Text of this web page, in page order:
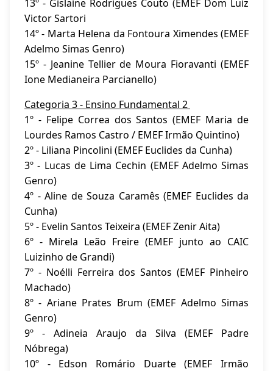
13º - Gislaine Rodrigues Couto (EMEF Dom Luiz
Victor Sartori
14º - Marta Helena da Fontoura Ximendes (EMEF
Adelmo Simas Genro)
15º - Jeanine Tellier de Moura Fioravanti (EMEF
Ione Medianeira Parcianello)
Categoria 3 - Ensino Fundamental 2
1º - Felipe Correa dos Santos (EMEF Maria de
Lourdes Ramos Castro / EMEF Irmão Quintino)
2º - Liliana Pincolini (EMEF Euclides da Cunha)
3º - Lucas de Lima Cechin (EMEF Adelmo Simas
Genro)
4º - Aline de Souza Caramês (EMEF Euclides da
Cunha)
5º - Evelin Santos Teixeira (EMEF Zenir Aita)
6º - Mirela Leão Freire (EMEF junto ao CAIC
Luizinho de Grandi)
7º - Noélli Ferreira dos Santos (EMEF Pinheiro
Machado)
8º - Ariane Prates Brum (EMEF Adelmo Simas
Genro)
9º - Adineia Araujo da Silva (EMEF Padre
Nóbrega)
10º - Edson Romário Duarte (EMEF Irmão